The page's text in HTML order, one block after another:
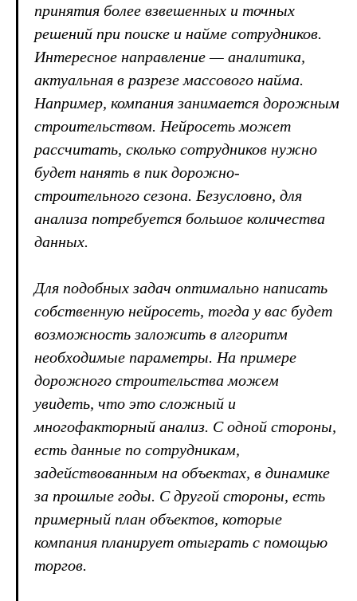
принятия более взвешенных и точных
решений при поиске и найме сотрудников.
Интересное направление — аналитика,
актуальная в разрезе массового найма.
Например, компания занимается дорожным
строительством. Нейросеть может
рассчитать, сколько сотрудников нужно
будет нанять в пик дорожно-
строительного сезона. Безусловно, для
анализа потребуется большое количества
данных.
Для подобных задач оптимально написать
собственную нейросеть, тогда у вас будет
возможность заложить в алгоритм
необходимые параметры. На примере
дорожного строительства можем
увидеть, что это сложный и
многофакторный анализ. С одной стороны,
есть данные по сотрудникам,
задействованным на объектах, в динамике
за прошлые годы. С другой стороны, есть
примерный план объектов, которые
компания планирует отыграть с помощью
торгов.